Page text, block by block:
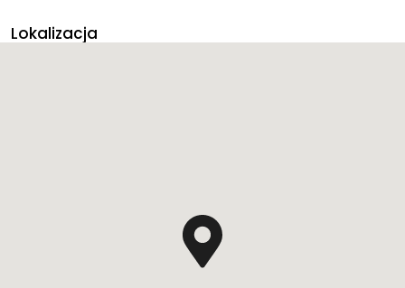
Lokalizacja